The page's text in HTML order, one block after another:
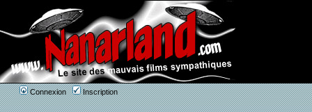
Connexion Inscription